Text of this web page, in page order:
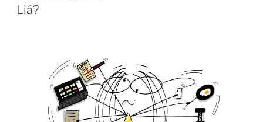
EL
Liá?